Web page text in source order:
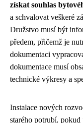
získat souhlas
a schvalovat veškeré
Družstvo musí být
předem, přičemž je
dokumentaci
dokumentace musí
technické výkresy a
Instalace nových
starého potrubí,